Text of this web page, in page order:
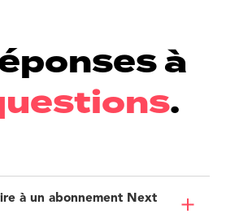
à
.
à un abonnement Next